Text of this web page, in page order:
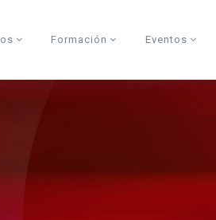
Formación Eventos